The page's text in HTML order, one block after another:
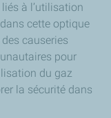
à l’utilisation
cette optique
causeries
pour
du gaz
la sécurité dans